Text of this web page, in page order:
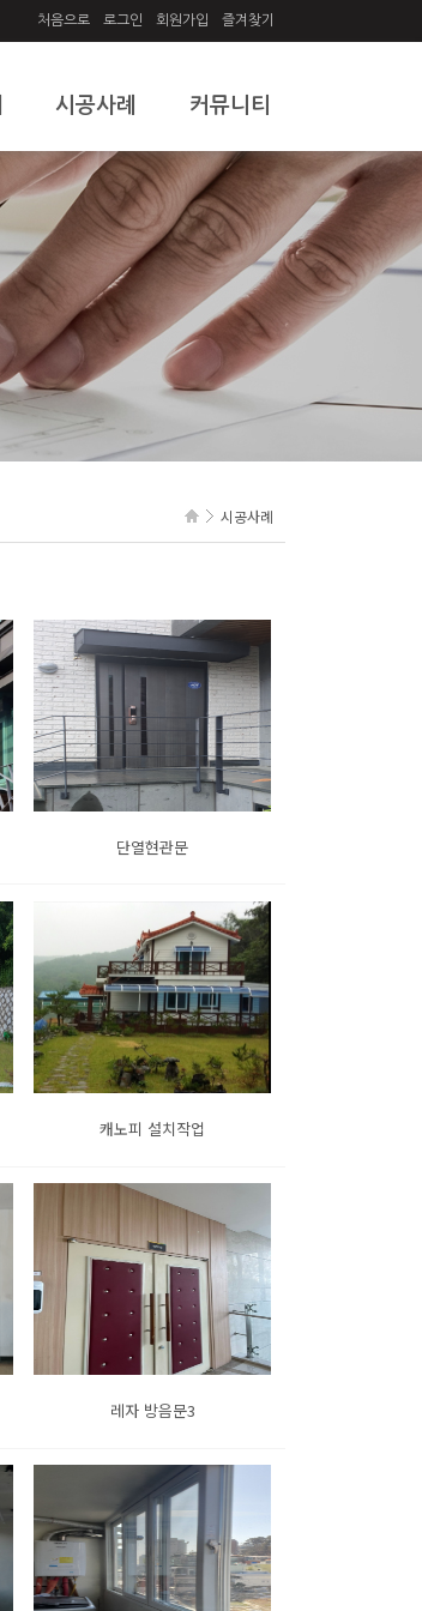
처음으로 로그인 회원가입 즐겨찾기
시공사례
시공사례
커뮤니티
공지사항
질문과답변
자유게시판
시공사례
단열현관문
캐노피 설치작업
레자 방음문3